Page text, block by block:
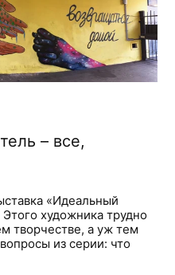
– все,
«Идеальный
художника трудно
творчестве, а уж тем
из серии: что